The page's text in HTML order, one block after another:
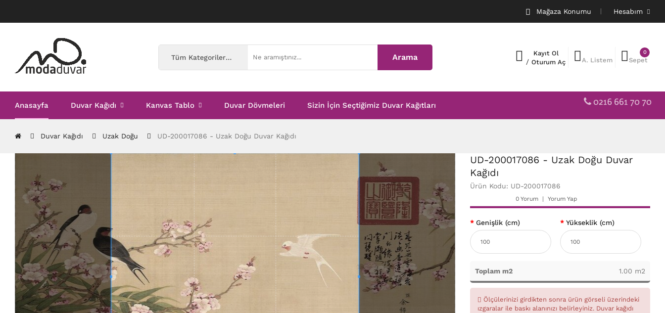
Mağaza Konumu Hesabım
Kayıt Ol
/ Oturum Aç A. Listem
0
Sepet
Tüm Kategoriler Arama
Anasayfa Duvar Kağıdı Kanvas Tablo Duvar Dövmeleri Sizin İçin Seçtiğimiz Duvar Kağıtları 0216 661 70 70
Duvar Kağıdı Uzak Doğu UD-200017086 - Uzak Doğu Duvar Kağıdı
UD-200017086 - Uzak Doğu Duvar
Kağıdı
Ürün Kodu: UD-200017086
0 Yorum Yorum Yap
Genişlik (cm) Yükseklik (cm)
Toplam m2 1.00 m2
Ölçülerinizi girdikten sonra ürün görseli üzerindeki
ızgaralar ile baskı alanınızı belirleyiniz. Duvar kağıdı